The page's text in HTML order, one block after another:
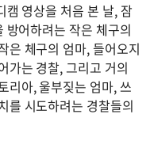
영상을 처음 본 날, 잠
방어하려는 작은 체구의
은 체구의 엄마, 들어오지
가는 경찰, 그리고 거의
리아, 울부짖는 엄마, 쓰
를 시도하려는 경찰들의